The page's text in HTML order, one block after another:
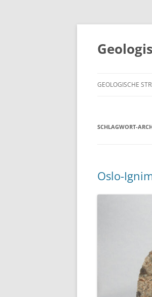
GEOLOGISCHE
SCHLAGWORT-
Oslo-